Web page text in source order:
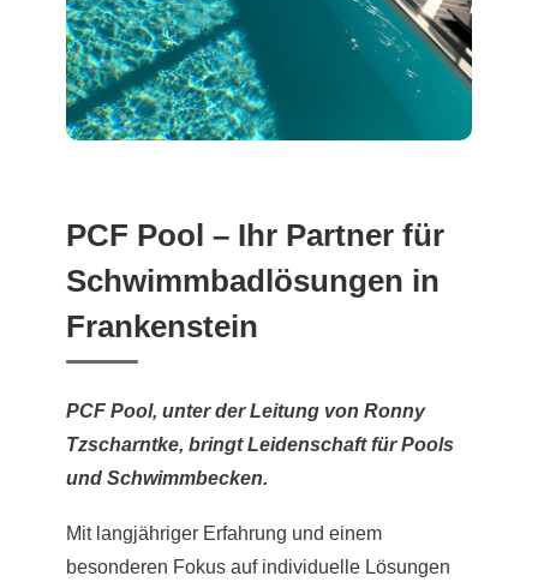
PCF Pool – Ihr Partner für
Schwimmbadlösungen in
Frankenstein
PCF Pool, unter der Leitung von Ronny
Tzscharntke, bringt Leidenschaft für Pools
und Schwimmbecken.
Mit langjähriger Erfahrung und einem
besonderen Fokus auf individuelle Lösungen